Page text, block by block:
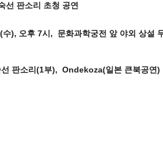
초청 공연
), 오후 7시, 문화과학궁전 앞 야외 상설
판소리(1부), Ondekoza(일본 큰북공연)